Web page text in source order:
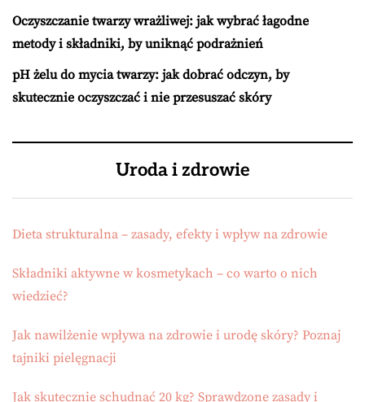
Oczyszczanie twarzy wrażliwej: jak wybrać łagodne
metody i składniki, by uniknąć podrażnień
pH żelu do mycia twarzy: jak dobrać odczyn, by
skutecznie oczyszczać i nie przesuszać skóry
Uroda i zdrowie
Dieta strukturalna – zasady, efekty i wpływ na zdrowie
Składniki aktywne w kosmetykach – co warto o nich
wiedzieć?
Jak nawilżenie wpływa na zdrowie i urodę skóry? Poznaj
tajniki pielęgnacji
Jak skutecznie schudnąć 20 kg? Sprawdzone zasady i